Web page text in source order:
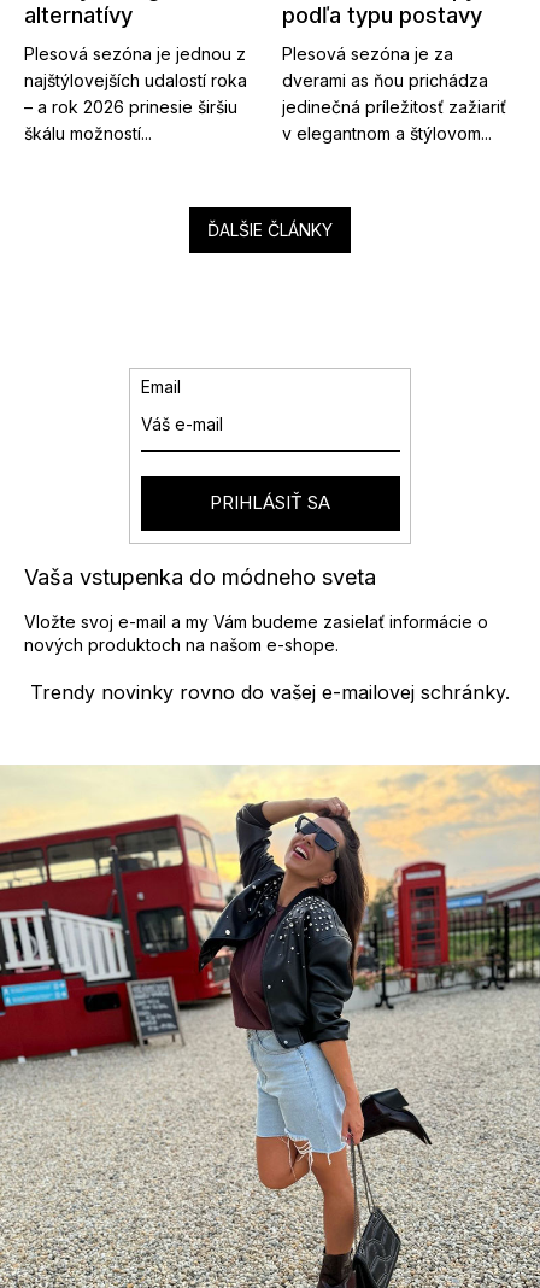
alternatívy
Plesová sezóna je jednou z
najštýlovejších udalostí roka
– a rok 2026 prinesie širšiu
škálu možností...
podľa typu postavy
Plesová sezóna je za
dverami as ňou prichádza
jedinečná príležitosť zažiariť
v elegantnom a štýlovom...
ĎALŠIE ČLÁNKY
Trendy novinky rovno do vašej e-mailovej schránky.
Vaša vstupenka do módneho sveta
Vložte svoj e-mail a my Vám budeme zasielať informácie o
nových produktoch na našom e-shope.
Email
PRIHLÁSIŤ SA